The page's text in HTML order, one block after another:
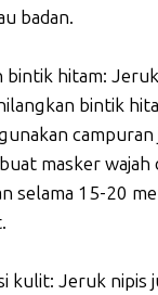
badan.
hitam:
bintik
masker wajah
selama 15-20
kulit: Jeruk nipis